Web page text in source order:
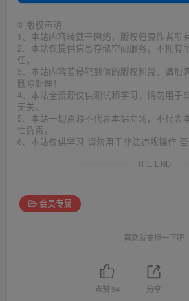
© 版权声明
1、本站内容转载于网络，版权归原作者所有
2、本站仅提供信息存储空间服务，不拥有
任。
3、本站内容若侵犯到你的版权利益，请加
删除处理！
4、本站全资源仅供测试和学习，请勿用于
无关。
5、本站一切资源不代表本站立场，不代表
性负责。
6、本站仅供学习 请勿用于非法违规操作
THE END
会员专属
喜欢就支持一下吧
点赞94 分享